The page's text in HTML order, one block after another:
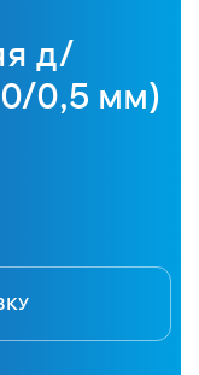
д/
0,5 мм)